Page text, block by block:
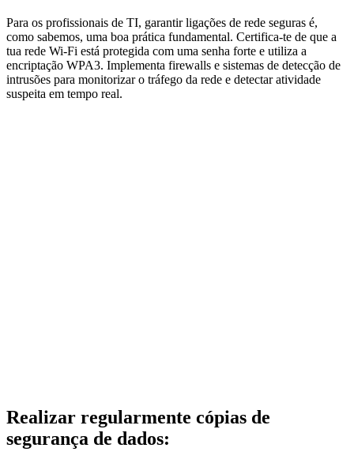
Para os profissionais de TI, garantir ligações de rede seguras é,
como sabemos, uma boa prática fundamental. Certifica-te de que a
tua rede Wi-Fi está protegida com uma senha forte e utiliza a
encriptação WPA3. Implementa firewalls e sistemas de detecção de
intrusões para monitorizar o tráfego da rede e detectar atividade
suspeita em tempo real.
Realizar regularmente cópias de
segurança de dados: